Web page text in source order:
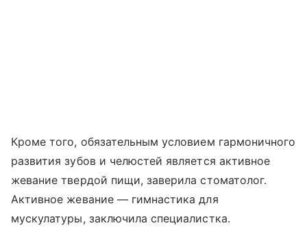
Кроме того, обязательным условием гармоничного
развития зубов и челюстей является активное
жевание твердой пищи, заверила стоматолог.
Активное жевание — гимнастика для
мускулатуры, заключила специалистка.